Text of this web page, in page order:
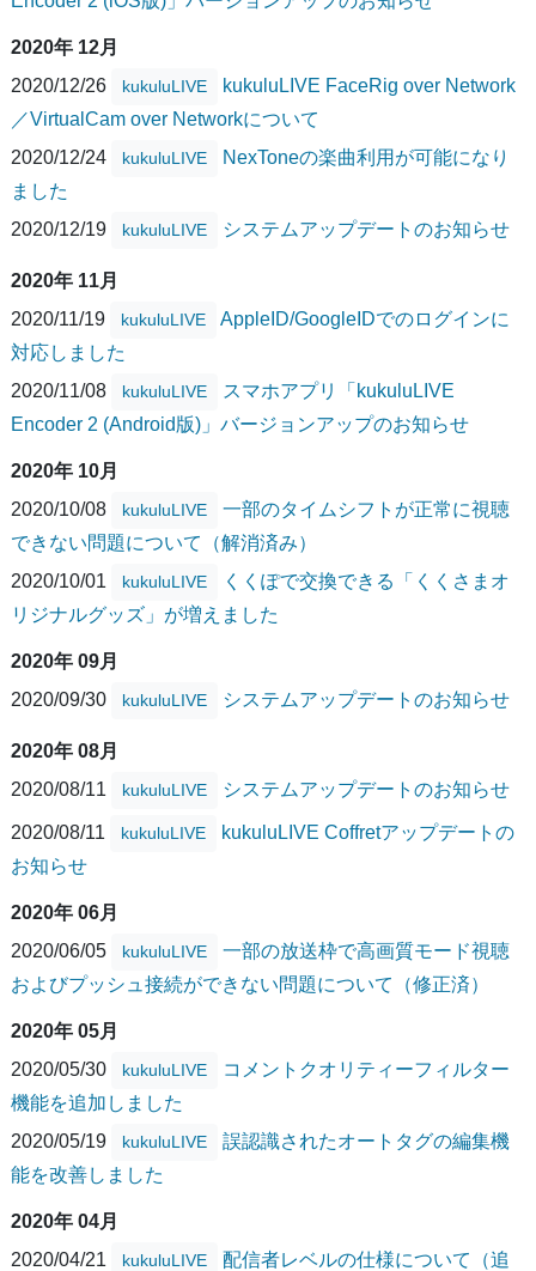
2020年 12月
2020/12/26
kukuluLIVE
kukuluLIVE FaceRig over Network
／VirtualCam over Networkについて
2020/12/24
kukuluLIVE
NexToneの楽曲利用が可能になり
ました
2020/12/19
kukuluLIVE システムアップデートのお知らせ
2020年 11月
2020/11/19
kukuluLIVE
AppleID/GoogleIDでのログインに
対応しました
2020/11/08
kukuluLIVE
スマホアプリ「kukuluLIVE
Encoder 2 (Android版)」バージョンアップのお知らせ
2020年 10月
2020/10/08
kukuluLIVE
一部のタイムシフトが正常に視聴
できない問題について（解消済み）
2020/10/01
kukuluLIVE
くくぽで交換できる「くくさまオ
リジナルグッズ」が増えました
2020年 09月
2020/09/30
kukuluLIVE システムアップデートのお知らせ
2020年 08月
2020/08/11
kukuluLIVE システムアップデートのお知らせ
2020/08/11 kukuluLIVE
kukuluLIVE Coffretアップデートの
お知らせ
2020年 06月
2020/06/05
kukuluLIVE
一部の放送枠で高画質モード視聴
およびプッシュ接続ができない問題について（修正済）
2020年 05月
2020/05/30
kukuluLIVE
コメントクオリティーフィルター
機能を追加しました
2020/05/19
kukuluLIVE
誤認識されたオートタグの編集機
能を改善しました
2020年 04月
2020/04/21
kukuluLIVE
配信者レベルの仕様について（追